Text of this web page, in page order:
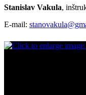
Stanislav Vakula,
E-mail: